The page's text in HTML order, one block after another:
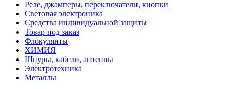
Реле, джамперы, переключатели, кнопки
Световая электроника
Средства индивидуальной защиты
Товар под заказ
Флокулянты
ХИМИЯ
Шнуры, кабели, антенны
Электротехника
Металлы